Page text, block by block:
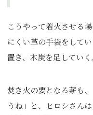
こうやって着火させる
にくい革の手袋をして
置き、木炭を足していく
焚き火の要となる薪も
うね」と、ヒロシさん